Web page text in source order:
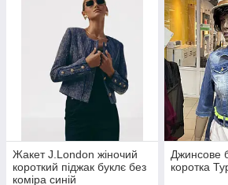
Жакет J.London жіночий
короткий піджак буклє без
коміра синій
Джинсове
коротка